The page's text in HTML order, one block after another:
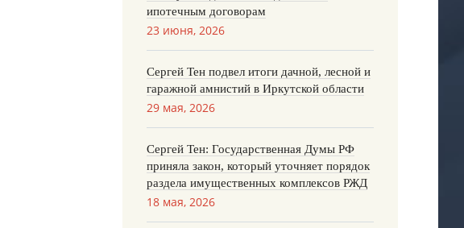
ипотечным договорам
23 июня, 2026
Сергей Тен подвел итоги дачной, лесной и
гаражной амнистий в Иркутской области
29 мая, 2026
Сергей Тен: Государственная Думы РФ
приняла закон, который уточняет порядок
раздела имущественных комплексов РЖД
18 мая, 2026